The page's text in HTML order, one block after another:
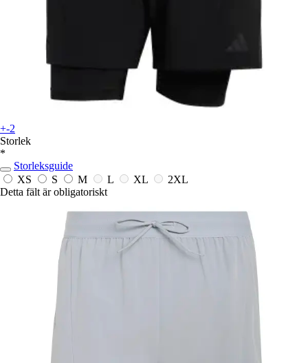
+-2
Storlek
*
Storleksguide
XS
S M L XL
2XL
Detta fält är obligatoriskt